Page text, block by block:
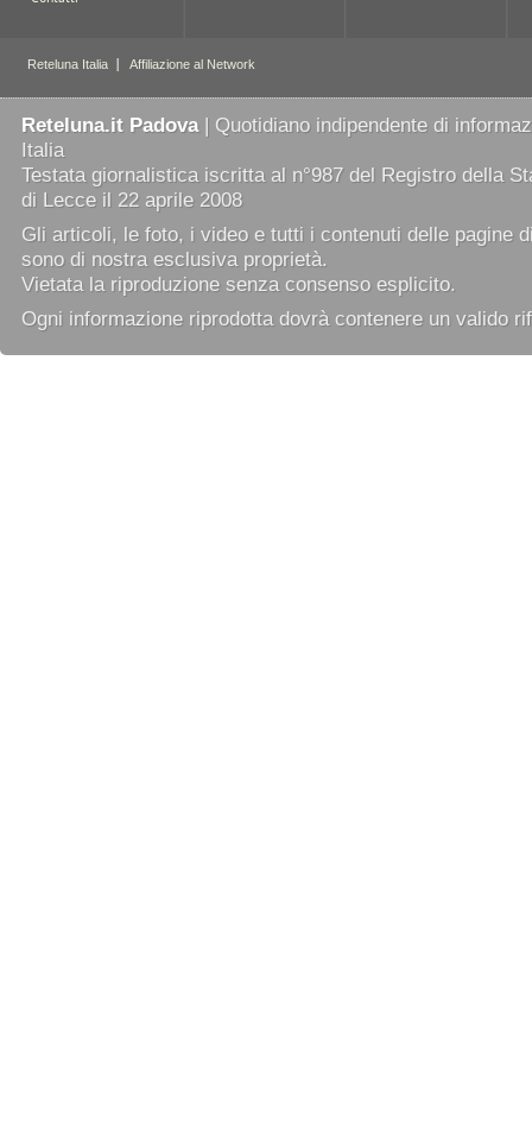
Reteluna.it Padova| Quotidiano indipendente di
Italia
Testata giornalistica iscritta al n°987 del Registro della
di Lecce il 22 aprile 2008
Gli articoli, le foto, i video e tutti i contenuti delle pagine
sono di nostra esclusiva proprietà.
Vietata la riproduzione senza consenso esplicito.
Ogni informazione riprodotta dovrà contenere un valido